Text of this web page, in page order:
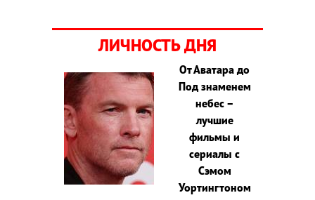
ЛИЧНОСТЬ ДНЯ
От Аватара до
Под знаменем
небес –
лучшие
фильмы и
сериалы с
Сэмом
Уортингтоном